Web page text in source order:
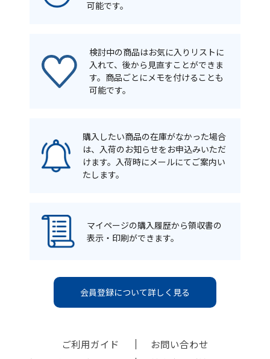
可能です。
検討中の商品はお気に入りリストに
入れて、後から見直すことができま
す。商品ごとにメモを付けることも
可能です。
購入したい商品の在庫がなかった場合
は、入荷のお知らせをお申込みいただ
けます。入荷時にメールにてご案内い
たします。
マイページの購入履歴から領収書の
表示・印刷ができます。
会員登録について詳しく見る
ご利用ガイド
お問い合わせ